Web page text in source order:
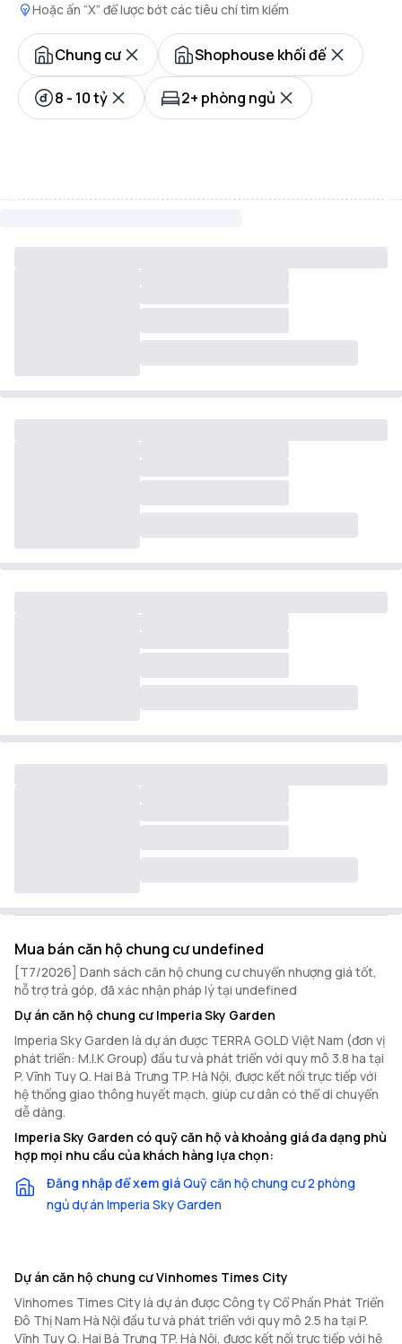
Hoặc ấn “X” để lược bớt các tiêu chí tìm kiếm
Chung cư Shophouse khối đế
8 - 10 tỷ 2+ phòng ngủ
Mua bán căn hộ chung cư undefined
[T7/2026] Danh sách căn hộ chung cư chuyển nhượng giá tốt,
hỗ trợ trả góp, đã xác nhận pháp lý tại undefined
Dự án căn hộ chung cư Imperia Sky Garden
Imperia Sky Garden là dự án được TERRA GOLD Việt Nam (đơn vị
phát triển: M.I.K Group) đầu tư và phát triển với quy mô 3.8 ha tại
P. Vĩnh Tuy Q. Hai Bà Trưng TP. Hà Nội, được kết nối trực tiếp với
hệ thống giao thông huyết mạch, giúp cư dân có thể di chuyển
dễ dàng.
Imperia Sky Garden có quỹ căn hộ và khoảng giá đa dạng phù
hợp mọi nhu cầu của khách hàng lựa chọn:
Đăng nhập để xem giáQuỹ căn hộ chung cư 2 phòng
ngủ dự án Imperia Sky Garden
Dự án căn hộ chung cư Vinhomes Times City
Vinhomes Times City là dự án được Công ty Cổ Phần Phát Triển
Đô Thị Nam Hà Nội đầu tư và phát triển với quy mô 2.5 ha tại P.
Vĩnh Tuy Q. Hai Bà Trưng TP. Hà Nội, được kết nối trực tiếp với hệ